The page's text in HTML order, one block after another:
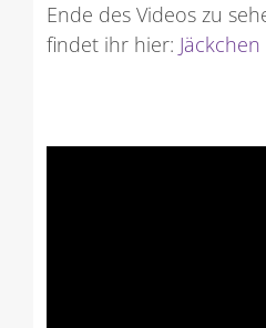
Ende des Videos zu
findet ihr hier: Jäckchen